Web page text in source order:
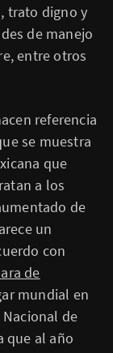
trato digno y
de manejo
entre otros
referencia
se muestra
que
a los
de
un
con
de
mundial en
de
que al año